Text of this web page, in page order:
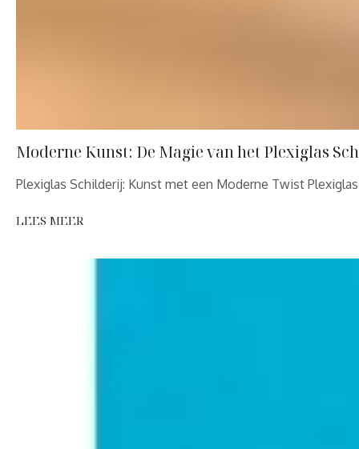
Moderne Kunst: De Magie van het Plexiglas
Plexiglas Schilderij: Kunst met een Moderne Twist
LEES MEER